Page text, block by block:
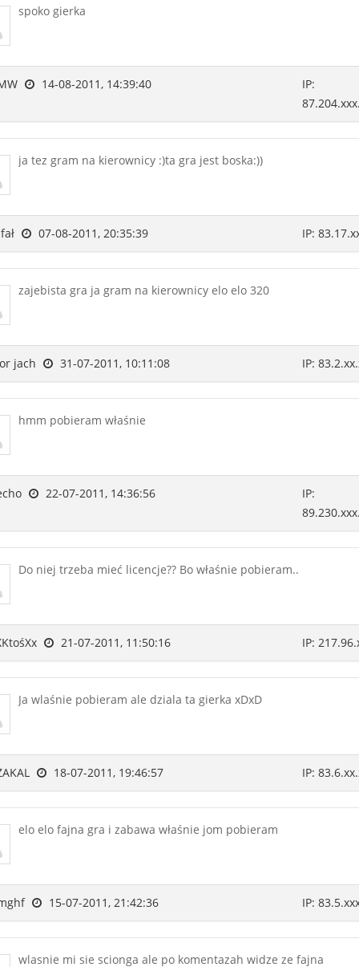
spoko gierka
14-08-2011, 14:39:40
IP:
ja tez gram na kierownicy :)ta gra jest boska:))
07-08-2011, 20:35:39 IP:
zajebista gra ja gram na kierownicy elo elo 320
jach 31-07-2011, 10:11:08 IP:
hmm pobieram właśnie
22-07-2011, 14:36:56
IP:
Do niej trzeba mieć licencje?? Bo właśnie pobieram..
21-07-2011, 11:50:16 IP:
Ja wlaśnie pobieram ale dziala ta gierka xDxD
18-07-2011, 19:46:57 IP:
elo elo fajna gra i zabawa właśnie jom pobieram
15-07-2011, 21:42:36 IP:
wlasnie mi sie scionga ale po komentazah widze ze fajna